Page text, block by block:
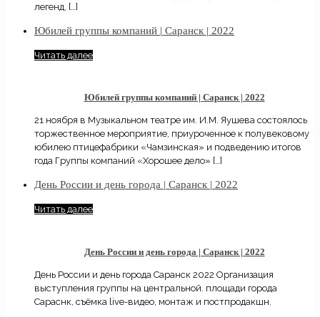
легенд, […]
Юбилей группы компаний | Саранск | 2022
Читать далее
Юбилей группы компаний | Саранск | 2022
21 ноября в Музыкальном театре им. И.М. Яушева состоялось
торжественное мероприятие, приуроченное к полувековому
юбилею птицефабрики «Чамзинская» и подведению итогов
года Группы компаний «Хорошее дело» […]
День России и день города | Саранск | 2022
Читать далее
День России и день города | Саранск | 2022
День России и день города Саранск 2022 Организация
выступления группы на центральной. площади города
Сараснк, съёмка live-видео, монтаж и постпродакшн.